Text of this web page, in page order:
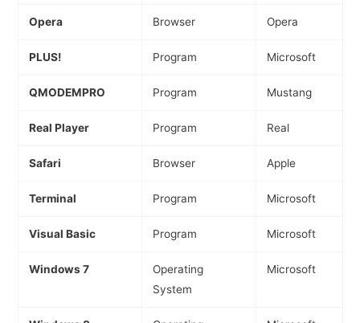
Opera Browser Opera
PLUS! Program Microsoft
QMODEMPRO Program Mustang
Real Player Program Real
Safari Browser Apple
Terminal Program Microsoft
Visual Basic Program Microsoft
Windows 7
Operating
System
Microsoft